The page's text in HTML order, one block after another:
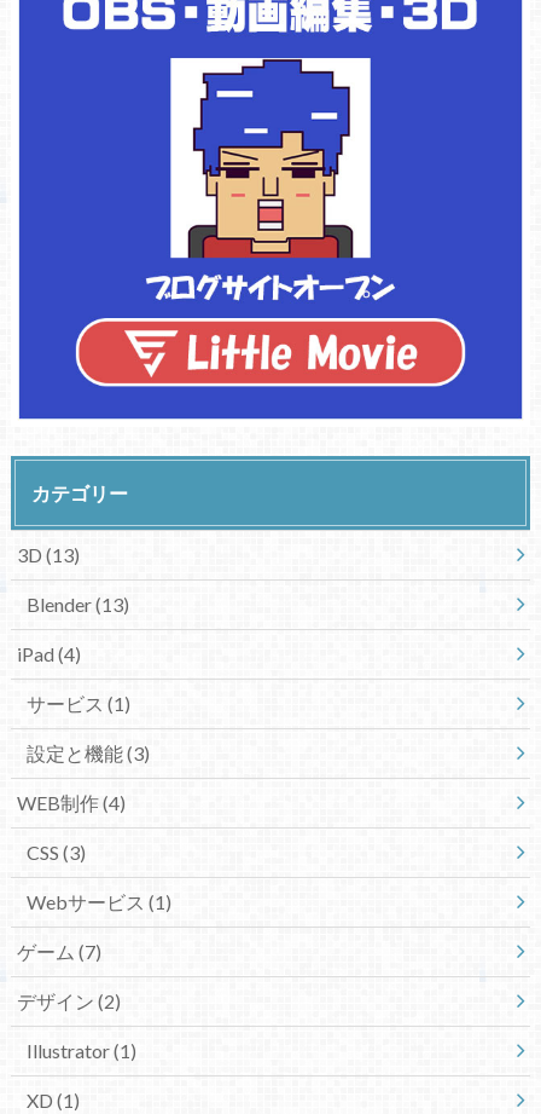
カテゴリー
3D (13)
Blender(13)
iPad (4)
サービス (1)
設定と機能(3)
WEB制作(4)
CSS (3)
Webサービス (1)
ゲーム (7)
デザイン (2)
Illustrator(1)
XD (1)